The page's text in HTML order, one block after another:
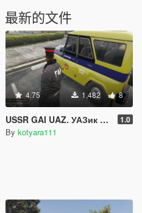
最新的文件
4.75 1,482 8
USSR GAI UAZ. УАЗик Хантер ГАИ СССР 1.0
By kotyara111